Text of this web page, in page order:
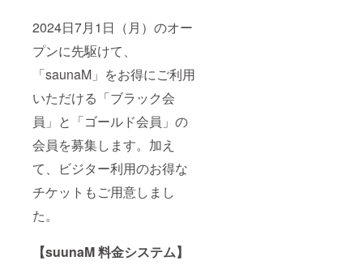
2024日7月1日（月）のオー
プンに先駆けて、
「saunaM」をお得にご利用
いただける「ブラック会
員」と「ゴールド会員」の
会員を募集します。加え
て、ビジター利用のお得な
チケットもご用意しまし
た。
【suunaM 料金システム】